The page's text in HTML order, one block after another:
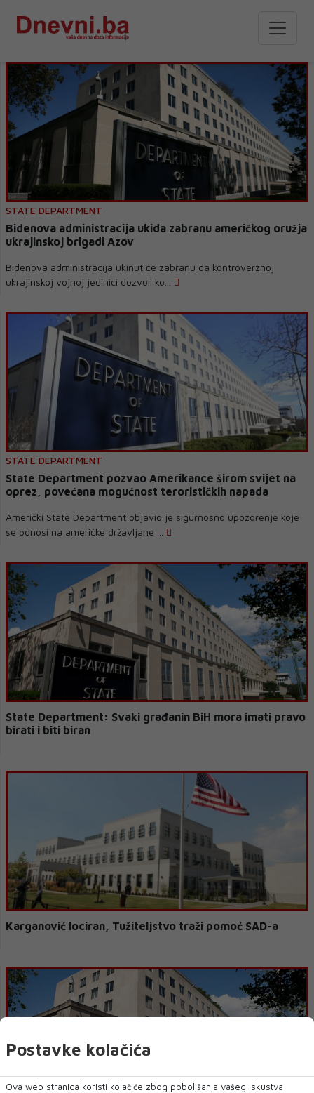
STATE DEPARTMENT
Bidenova administracija ukida zabranu američkog oružja
ukrajinskoj brigadi Azov
Bidenova administracija ukinut će zabranu da kontroverznoj
ukrajinskoj vojnoj jedinici dozvoli ko...
STATE DEPARTMENT
State Department pozvao Amerikance širom svijet na
oprez, povećana mogućnost terorističkih napada
Američki State Department objavio je sigurnosno upozorenje koje
se odnosi na američke državljane ...
State Department: Svaki građanin BiH mora imati pravo
birati i biti biran
Karganović lociran, Tužiteljstvo traži pomoć SAD-a
Postavke kolačića
Ova web stranica koristi kolačiće zbog poboljšanja vašeg iskustva